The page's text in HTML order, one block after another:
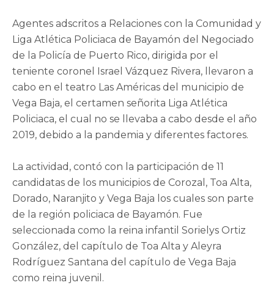
Agentes adscritos a Relaciones con la Comunidad y
Liga Atlética Policiaca de Bayamón del Negociado
de la Policía de Puerto Rico, dirigida por el
teniente coronel Israel Vázquez Rivera, llevaron a
cabo en el teatro Las Américas del municipio de
Vega Baja, el certamen señorita Liga Atlética
Policiaca, el cual no se llevaba a cabo desde el año
2019, debido a la pandemia y diferentes factores.
La actividad, contó con la participación de 11
candidatas de los municipios de Corozal, Toa Alta,
Dorado, Naranjito y Vega Baja los cuales son parte
de la región policiaca de Bayamón. Fue
seleccionada como la reina infantil Sorielys Ortiz
González, del capítulo de Toa Alta y Aleyra
Rodríguez Santana del capítulo de Vega Baja
como reina juvenil.